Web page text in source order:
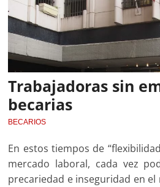
Trabajadoras sin
becarias
BECARIOS
En estos tiempos de
mercado laboral, cada vez
precariedad e inseguridad en